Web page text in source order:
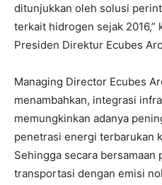
ditunjukkan oleh solusi
terkait hidrogen sejak 2016,”
Presiden Direktur Ecubes
Managing Director Ecubes
menambahkan, integrasi
memungkinkan adanya
penetrasi energi terbarukan
Sehingga secara bersamaan
transportasi dengan emisi